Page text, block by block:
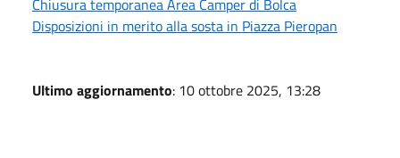
Disposizioni in merito alla sosta in Piazza Pieropan
Ultimo aggiornamento: 10 ottobre 2025, 13:28